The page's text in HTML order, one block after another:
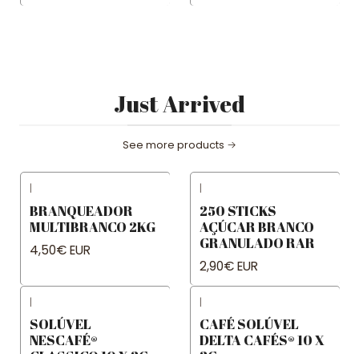
Just Arrived
See more products
|
BRANQUEADOR
MULTIBRANCO 2KG
4,50€ EUR
|
250 STICKS
AÇÚCAR BRANCO
GRANULADO RAR
2,90€ EUR
|
SOLÚVEL
NESCAFÉ®
|
CAFÉ SOLÚVEL
DELTA CAFÉS® 10 X